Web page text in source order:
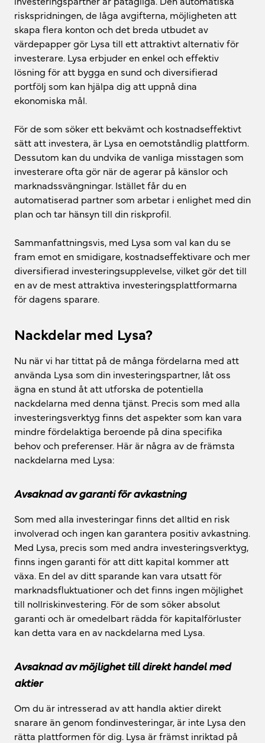
riskspridningen, de låga avgifterna, möjligheten att
skapa flera konton och det breda utbudet av
värdepapper gör Lysa till ett attraktivt alternativ för
investerare. Lysa erbjuder en enkel och effektiv
lösning för att bygga en sund och diversifierad
portfölj som kan hjälpa dig att uppnå dina
ekonomiska mål.
För de som söker ett bekvämt och kostnadseffektivt
sätt att investera, är Lysa en oemotståndlig plattform.
Dessutom kan du undvika de vanliga misstagen som
investerare ofta gör när de agerar på känslor och
marknadssvängningar. Istället får du en
automatiserad partner som arbetar i enlighet med din
plan och tar hänsyn till din riskprofil.
Sammanfattningsvis, med Lysa som val kan du se
fram emot en smidigare, kostnadseffektivare och mer
diversifierad investeringsupplevelse, vilket gör det till
en av de mest attraktiva investeringsplattformarna
för dagens sparare.
Nackdelar med Lysa?
Nu när vi har tittat på de många fördelarna med att
använda Lysa som din investeringspartner, låt oss
ägna en stund åt att utforska de potentiella
nackdelarna med denna tjänst. Precis som med alla
investeringsverktyg finns det aspekter som kan vara
mindre fördelaktiga beroende på dina specifika
behov och preferenser. Här är några av de främsta
nackdelarna med Lysa:
Avsaknad av garanti för avkastning
Som med alla investeringar finns det alltid en risk
involverad och ingen kan garantera positiv avkastning.
Med Lysa, precis som med andra investeringsverktyg,
finns ingen garanti för att ditt kapital kommer att
växa. En del av ditt sparande kan vara utsatt för
marknadsfluktuationer och det finns ingen möjlighet
till nollriskinvestering. För de som söker absolut
garanti och är omedelbart rädda för kapitalförluster
kan detta vara en av nackdelarna med Lysa.
Avsaknad av möjlighet till direkt handel med
aktier
Om du är intresserad av att handla aktier direkt
snarare än genom fondinvesteringar, är inte Lysa den
rätta plattformen för dig. Lysa är främst inriktad på